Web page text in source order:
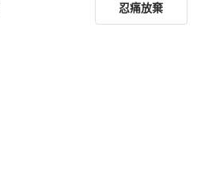
忍痛放棄